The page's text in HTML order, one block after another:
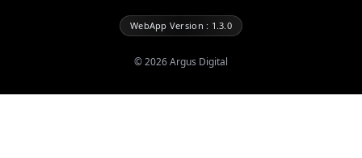
WebApp Version : 1.3.0
©2026Argus Digital